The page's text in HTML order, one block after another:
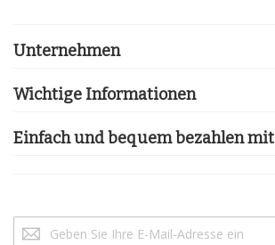
Unternehmen
Wichtige Informationen
Einfach und bequem bezahlen mit
Sie